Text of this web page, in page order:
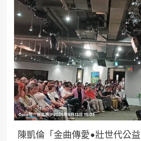
陳凱倫「金曲傳愛•壯世代公